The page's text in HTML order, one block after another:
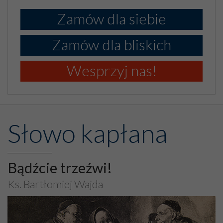
Zamów dla siebie
Zamów dla bliskich
Wesprzyj nas!
Słowo kapłana
Bądźcie trzeźwi!
Ks. Bartłomiej Wajda